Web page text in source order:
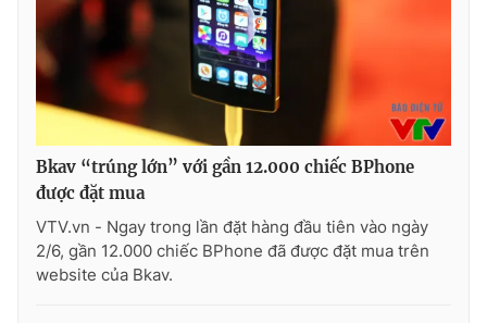
Theo dõi báo trên
Cơ quan chủ quản:
Đài Truyền hình Việt Nam
Cơ quan báo chí:Thời báo VTV
Giấy phép hoạt động báo in và báo điện tử số 483/GP-BTTTT
cấp ngày 29/12/2023
Tổng Biên tập:Vũ Thanh Thủy
Phó Tổng Biên tập: Nguyễn Thị Mỹ Hạnh, Phạm Quốc Thắng,
Nguyễn Trọng Ninh
Bkav “trúng lớn” với gần 12.000 chiếc BPhone
được đặt mua
VTV.vn - Ngay trong lần đặt hàng đầu tiên vào ngày
2/6, gần 12.000 chiếc BPhone đã được đặt mua trên
website của Bkav.